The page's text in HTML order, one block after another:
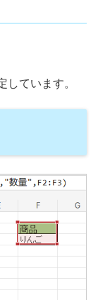
しています。